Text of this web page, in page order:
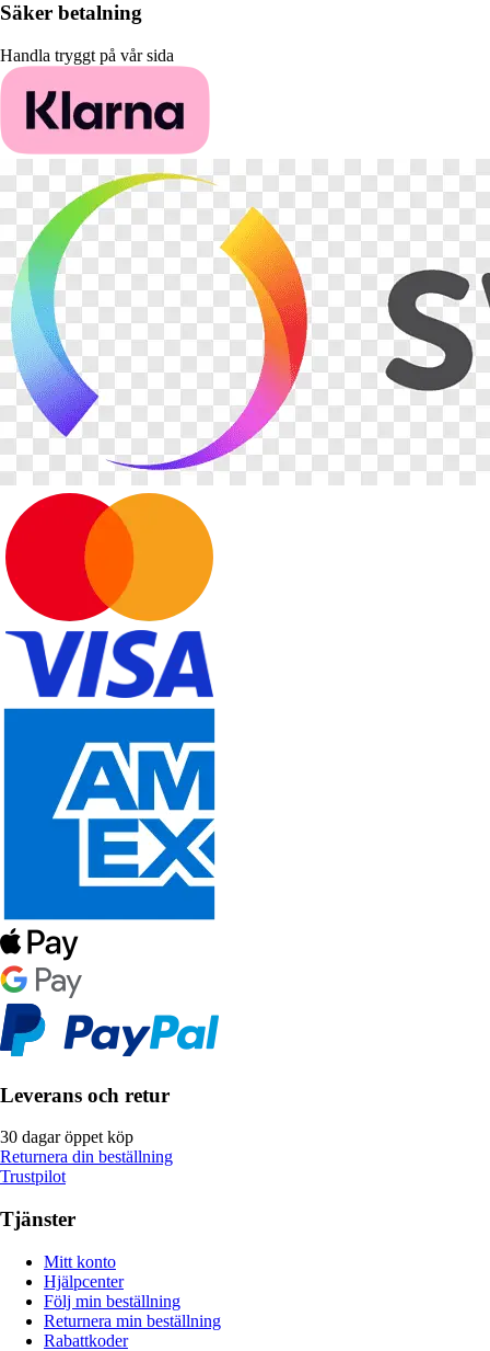
Säker betalning
Handla tryggt på vår sida
Leverans och retur
30 dagar öppet köp
Returnera din beställning
Trustpilot
Tjänster
Mitt konto
Hjälpcenter
Följ min beställning
Returnera min beställning
Rabattkoder